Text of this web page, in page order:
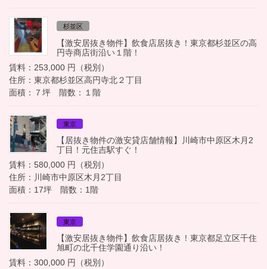
杉並区
【激安居抜き物件】飲食店居抜き！東京都杉並区の高
円寺商店街沿い１階！
賃料：253,000 円（税別）
住所：東京都杉並区高円寺北２丁目
面積：７坪 階数：１階
東京
【居抜き物件の激安貸店舗情報】川崎市中原区木月2
丁目！元住吉駅すぐ！
賃料：580,000 円（税別）
住所：川崎市中原区木月2丁目
面積：17坪 階数：1階
東京
【激安居抜き物件】飲食店居抜き！東京都足立区千住
旭町の北千住学園通り沿い！
賃料：300,000 円（税別）